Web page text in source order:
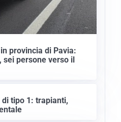
provincia di Pavia:
persone verso il
tipo 1: trapianti,